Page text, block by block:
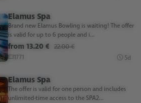
Elamus Spa
Brand new Elamus Bowling is waiting! The offer
is valid for up to 6 people and i...
from 13.20 € 22.00 €
1771
5d
Elamus Spa
The offer is valid for one person and includes
unlimited-time access to the SPA2...